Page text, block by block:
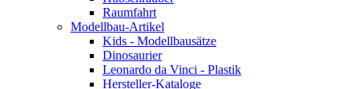
Raumfahrt
Modellbau-Artikel
Kids - Modellbausätze
Dinosaurier
Leonardo da Vinci - Plastik
Hersteller-Kataloge